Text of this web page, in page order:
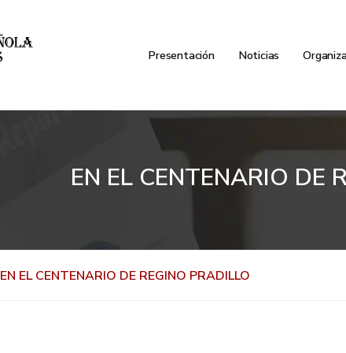
Presentación Noticias
EN EL CENTENARIO DE
EN EL CENTENARIO DE REGINO PRADILLO